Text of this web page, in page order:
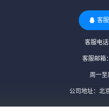
估，以确定其对捐
遇到的问题以及未
助于确保捐赠者在
态，并理解其捐赠
尊重预约和时间表
的顺利进行，并保障
客
客服电
客服邮箱
周一
公司地址：北